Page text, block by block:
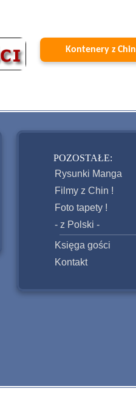
Kontenery z Chin
POZOSTAŁE:
Rysunki Manga
Filmy z Chin !
Foto tapety !
- z Polski -
Księga gości
Kontakt